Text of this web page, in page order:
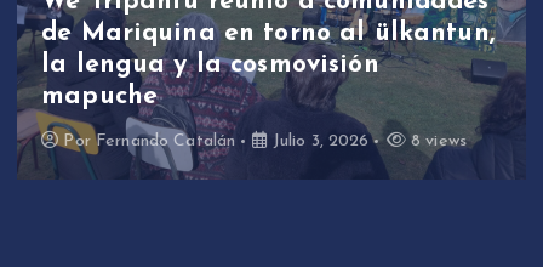
Mariquina en torno al ülkantun,
lengua y la cosmovisión
PorFernando Catalán Julio 3, 2026 8 views